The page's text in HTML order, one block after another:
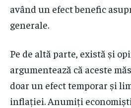
având un efect benefic
generale.
Pe de altă parte, există și
argumentează că aceste
doar un efect temporar și
inflației. Anumiți